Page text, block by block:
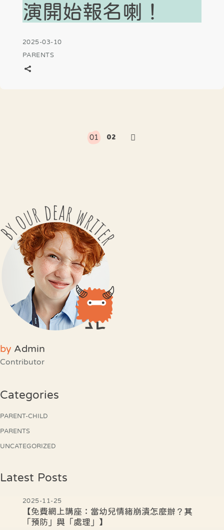
演開始報名喇！
2025-03-10
PARENTS
01 02
by Admin
Contributor
Categories
PARENT-CHILD
PARENTS
UNCATEGORIZED
Latest Posts
2025-11-25
【免費網上講座：當幼兒情緒崩潰怎麼辦？其
「預防」與「處理」】